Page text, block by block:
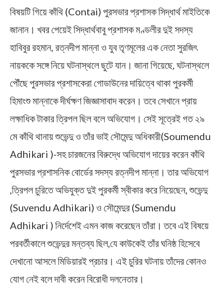
বিষয়টি গিয়ে কাঁথি (Contai) পুরসভার প্রশাসক সিদ্ধার্থ মাইতিকে
জানান। খবর পেয়েই সিদ্ধার্থবাবু প্রশাসক মণ্ডলীর দুই সদস্য
হাবিবুর রহমান, রত্নদীপ মান্না ও যুব তৃণমূলের এক নেতা সুরজিৎ
নায়ককে সঙ্গে নিয়ে ঘটনাস্থলে ছুটে যান। জানা গিয়েছে, ঘটনাস্থলে
পৌঁছে পুরসভার প্রশাসকেরা গোডাউনের দায়িত্বে থাকা পুরকর্মী
হিমাংশু মান্নাকে দীর্ঘক্ষণ জিজ্ঞাসাবাদ করেন। তবে সেখানে প্রায়
লক্ষাধিক টাকার ত্রিপল ছিল বলে অভিযোগ। সেই সূত্রেই গত ২৯
মে কাঁথি থানায় শুভেন্দু ও তাঁর ভাই সৌমেন্দু অধিকারী(Soumendu
Adhikari )-সহ চারজনের বিরুদ্ধে অভিযোগ দায়ের করেন কাঁথি
পুরসভার প্রশাসনিক বোর্ডের সদস্য রত্নদীপ মান্না। তার অভিযোগ
,ত্রিপল চুরিতে অভিযুক্ত দুই পুরকর্মী স্বীকার করে নিয়েছেন, শুভেন্দু
(Suvendu Adhikari) ও সৌমেন্দুর (Sumendu
Adhikari ) নির্দেশেই এমন কাজ করেছেন তাঁরা। তবে এই বিষয়ে
পরবর্তীকালে শুভেন্দুর মন্তব্য ছিল,যে কাউকেই তাঁর ঘনিষ্ঠ হিসেবে
দেখানো আসলে মিডিয়ারই প্রচার। এই চুরির ঘটনায় তাঁদের কোনও
যোগ নেই বলে দাবী করেন বিরোধী দলনেতার।